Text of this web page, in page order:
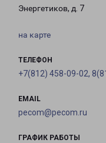
Энергетиков, д. 7
на карте
ТЕЛЕФОН
+7(812) 458-09-02,
EMAIL
pecom@pecom.ru
ГРАФИК РАБОТЫ